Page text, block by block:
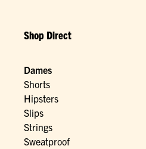
Shop Direct
Dames
Shorts
Hipsters
Slips
Strings
Sweatproof